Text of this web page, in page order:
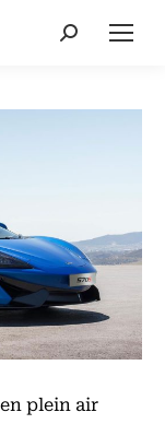
Cerca:
plein air